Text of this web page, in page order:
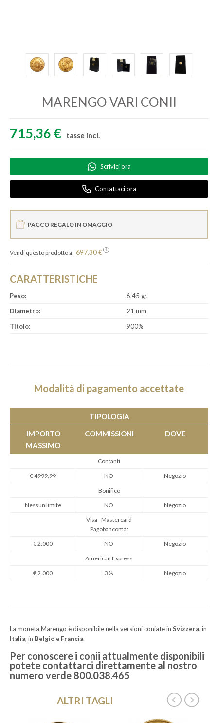
MARENGO VARI CONII
715,36 € tasse incl.
Scrivici ora
Contattaci ora
PACCO REGALO IN OMAGGIO
Vendi questo prodotto a: 697,30 €
CARATTERISTICHE
Peso:
6.45 gr.
Diametro:
21 mm
Titolo:
900%
La moneta Marengo è disponibile nella versioni coniate in Svizzera, in
Italia, in Belgioe Francia.
Per conoscere i conii attualmente disponibili
potete contattarci direttamente al nostro
numero verde 800.038.465
Modalità di pagamento accettate
TIPOLOGIA
IMPORTO
MASSIMO
COMMISSIONI DOVE
Contanti
€ 4999,99
NO
Negozio
Bonifico
Nessun limite
NO
Negozio
Visa - Mastercard
Pagobancomat
€ 2.000
NO
Negozio
American Express
€ 2.000
3% Negozio
ALTRI TAGLI